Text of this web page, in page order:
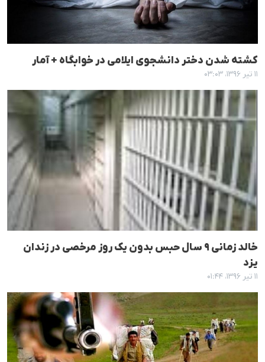
کشتە شدن دختر دانشجوی ایلامی در خوابگاه + آمار
۱۱ تیر ۱۳۹۶، ۰۳:۰۳
خالد زمانی ٩ سال حبس بدون یک روز مرخصی در زندان
یزد
۱۱ تیر ۱۳۹۶، ۰۱:۴۴